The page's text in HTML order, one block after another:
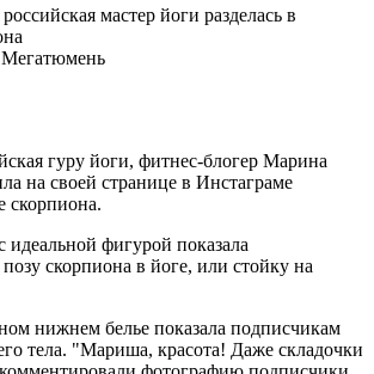
мастер йоги разделась в
гуру йоги, фитнес-блогер Марина
на своей странице в Инстаграме
скорпиона.
идеальной фигурой показала
скорпиона в йоге, или стойку на
нижнем белье показала подписчикам
тела. "Мариша, красота! Даже складочки